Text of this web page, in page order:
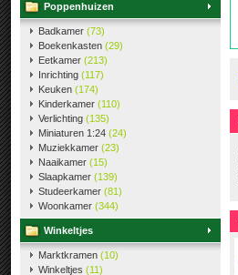
Poppenhuizen
Badkamer (73)
Boekenkasten (29)
Eetkamer (213)
Inrichting (117)
Keuken (174)
Kinderkamer (110)
Verlichting (135)
Miniaturen 1:24 (24)
Muziekkamer (23)
Naaikamer (15)
Slaapkamer (139)
Studeerkamer (81)
Woonkamer (344)
Winkeltjes
Marktkramen (10)
Winkeltjes (11)